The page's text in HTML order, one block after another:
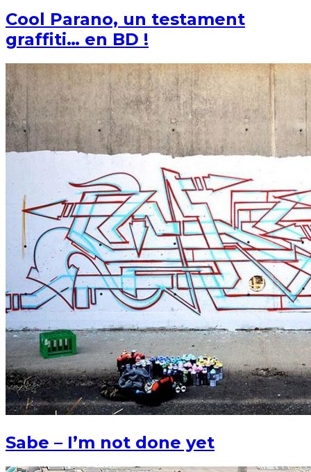
Cool Parano, un testament
graffiti… en BD !
Sabe – I’m not done yet